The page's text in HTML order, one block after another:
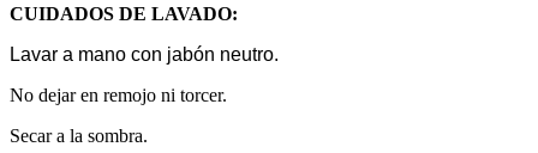
CUIDADOS DE LAVADO:
Lavar a mano con jabón neutro.
No dejar en remojo ni torcer.
Secar a la sombra.